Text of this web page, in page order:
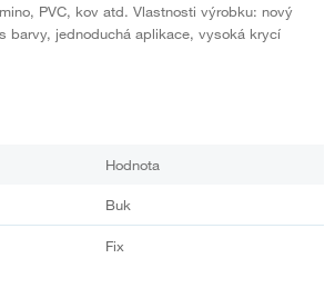
PVC, kov atd. Vlastnosti výrobku: nový
barvy, jednoduchá aplikace, vysoká krycí
Hodnota
Buk
Fix